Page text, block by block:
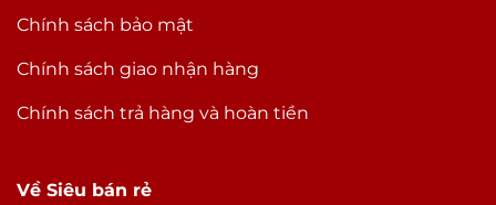
Chính sách bảo mật
Chính sách giao nhận hàng
Chính sách trả hàng và hoàn tiền
Về Siêu bán rẻ